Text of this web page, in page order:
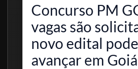
Concurso PM
vagas são
novo edital pode
avançar em